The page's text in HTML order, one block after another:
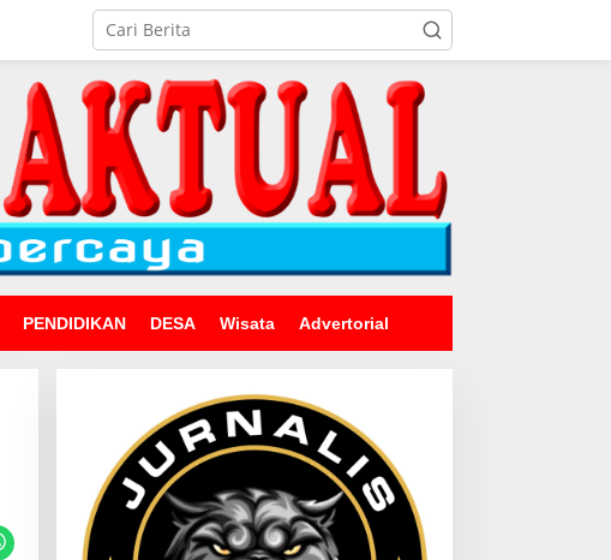
PENDIDIKAN DESA Wisata Advertorial